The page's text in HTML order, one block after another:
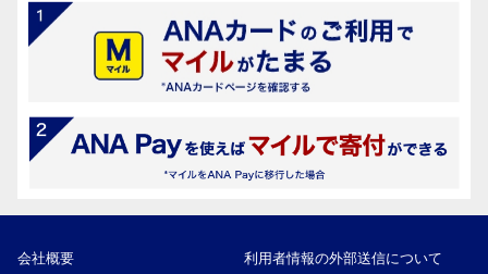
会社概要 利用者情報の外部送信について